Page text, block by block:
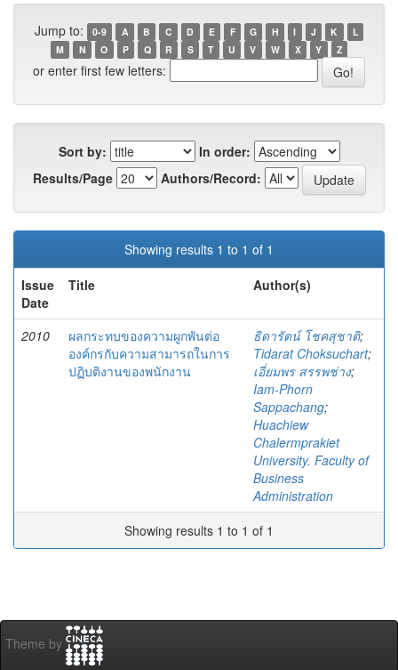
Jump to: 0-9 A B C D E F G H I J K
L
M
N O P Q R S T U V W X Y Z
or enter first few letters:
Sort by:
In order:
Results/Page
Authors/Record:
Showing results 1 to 1 of 1
Issue
Date
Title Author(s)
2010
ผลกระทบของความผูกพันต่อ
องค์กรกับความสามารถในการ
ปฏิบติงานของพนักงาน
ธิดารัตน์ โชคสุชาติ;
Tidarat Choksuchart;
เอี่ยมพร สรรพช่าง;
Iam-Phorn
Sappachang;
Huachiew
Chalermprakiet
University. Faculty of
Business
Administration
Showing results 1 to 1 of 1
Theme by